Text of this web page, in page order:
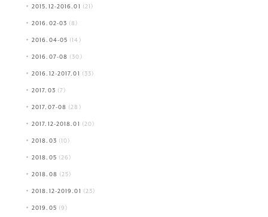
2015.12-2016.01 (21)
2016.02-03 (8)
2016.04-05 (14)
2016.07-08 (30)
2016.12-2017.01 (33)
2017.03 (7)
2017.07-08 (28)
2017.12-2018.01 (20)
2018.03 (10)
2018.05 (26)
2018.08 (25)
2018.12-2019.01 (23)
2019.05 (9)